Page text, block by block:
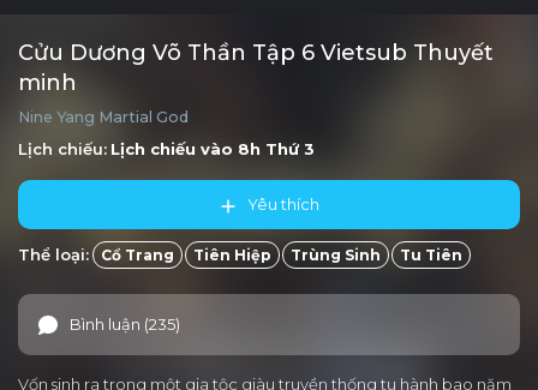
Cửu Dương Võ Thần Tập 6 Vietsub Thuyết
minh
Nine Yang Martial God
Lịch chiếu: Lịch chiếu vào 8h Thứ 3
Yêu thích
Thể loại: Cổ Trang Tiên Hiệp Trùng Sinh Tu Tiên
Bình luận (235)
Vốn sinh ra trong một gia tộc giàu truyền thống tu hành bao năm